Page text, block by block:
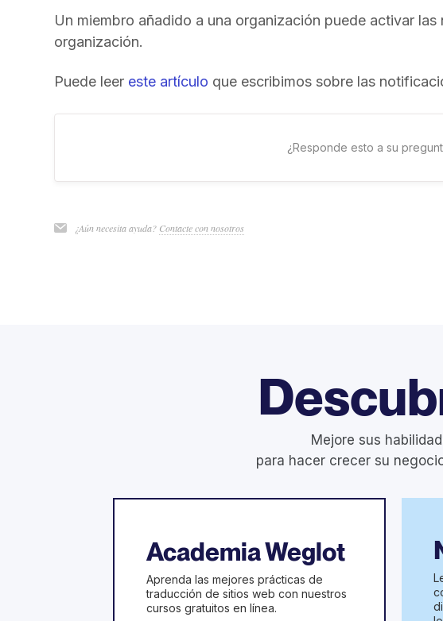
Un miembro añadido a una organización puede activar
organización.
Puede leer este artículo que escribimos sobre las
¿Responde esto a su
¿Aún necesita ayuda? Contacte con nosotros
Mejore sus
para hacer crecer su
Academia Weglot
Aprenda las mejores prácticas de
traducción de sitios web con nuestros
cursos gratuitos en línea.